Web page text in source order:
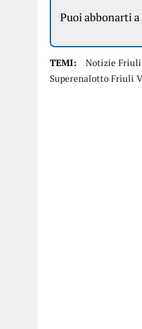
Puoi abbonarti a
TEMI: Notizie Friuli
Superenalotto Friuli